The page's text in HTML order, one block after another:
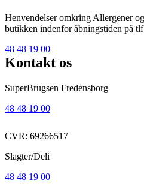
Henvendelser omkring Allergener
butikken indenfor åbningstiden på
48 48 19 00
Kontakt os
SuperBrugsen Fredensborg
48 48 19 00
CVR: 69266517
Slagter/Deli
48 48 19 00